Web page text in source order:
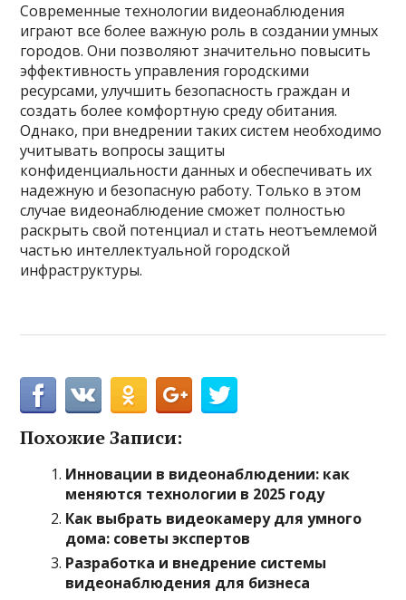
Современные технологии видеонаблюдения
играют все более важную роль в создании умных
городов. Они позволяют значительно повысить
эффективность управления городскими
ресурсами, улучшить безопасность граждан и
создать более комфортную среду обитания.
Однако, при внедрении таких систем необходимо
учитывать вопросы защиты
конфиденциальности данных и обеспечивать их
надежную и безопасную работу. Только в этом
случае видеонаблюдение сможет полностью
раскрыть свой потенциал и стать неотъемлемой
частью интеллектуальной городской
инфраструктуры.
Похожие Записи:
Инновации в видеонаблюдении: как
меняются технологии в 2025 году
Как выбрать видеокамеру для умного
дома: советы экспертов
Разработка и внедрение системы
видеонаблюдения для бизнеса